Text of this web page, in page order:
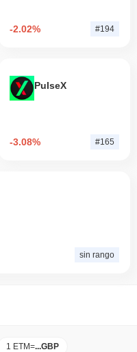
-2.02% #194
PulseX
-3.08% #165
sin rango
1 ETM=...GBP